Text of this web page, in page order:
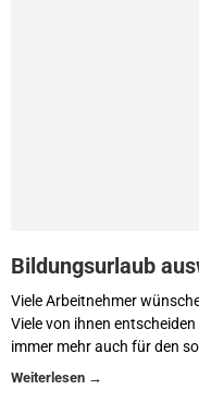
Bildungsurlaub
Viele Arbeitnehmer
Viele von ihnen
immer mehr auch für den